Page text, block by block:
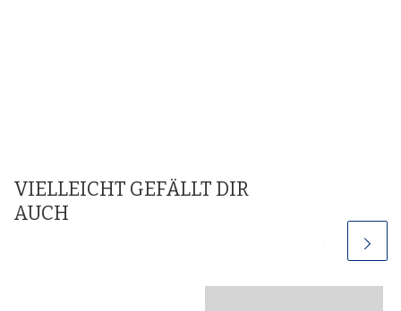
VIELLEICHT GEFÄLLT DIR
AUCH